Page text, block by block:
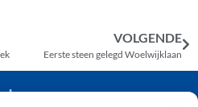
VOLGENDE
Eerste steen gelegd Woelwijklaan
bouw